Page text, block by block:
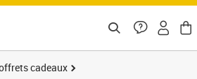
cadeaux